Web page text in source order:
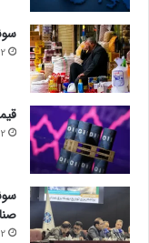
2 روز پیش
قیمت
2 روز پیش
2 روز پیش